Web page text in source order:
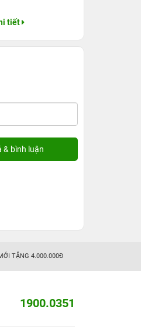
tiết
TẶNG 4.000.000Đ
1900.0351